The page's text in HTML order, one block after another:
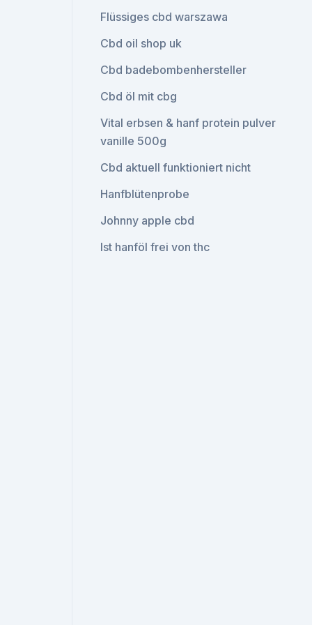
Flüssiges cbd warszawa
Cbd oil shop uk
Cbd badebombenhersteller
Cbd öl mit cbg
Vital erbsen & hanf protein pulver
vanille 500g
Cbd aktuell funktioniert nicht
Hanfblütenprobe
Johnny apple cbd
Ist hanföl frei von thc